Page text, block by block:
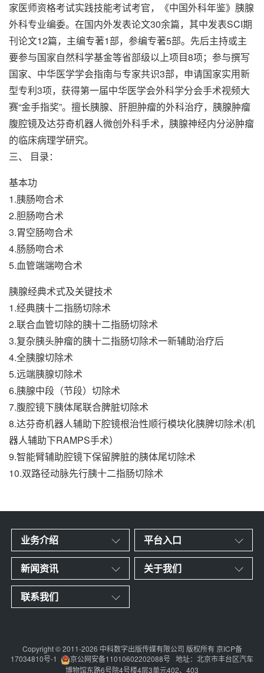
家医师资格考试实践技能考试考官，《中国外科年鉴》胰腺
外科专业编委。在国内外发表论文30余篇，其中发表SCI期
刊论文12篇，主编专著1部，参编专著5部。先后主持或主
要参与国家自然科学基金等省部级以上项目8项；参与撰写
国家、中华医学学会指南与专家共识3部，申请国家实用新
型专利3项，获得第一届中华医学会外科学分会手术视频大
赛“金手指奖”。擅长胰腺、肝胆肿瘤的外科治疗，胰腺肿瘤
腹腔镜及达芬奇机器人微创外科手术，胰腺神经内分泌肿瘤
的临床病理学研究。
三、 目录：
基本功
1.胰肠吻合术
2.胆肠吻合术
3.胃空肠吻合术
4.肠肠吻合术
5.血管端端吻合术
胰腺经典术式及关键技术
1.经典胰十二指肠切除术
2.联合血管切除的胰十二指肠切除术
3.复杂胰头肿瘤的胰十二指肠切除术一新辅助治疗后
4.全胰腺切除术
5.远端胰腺切除术
6.胰腺中段（节段）切除术
7.腹腔镜下胰体尾联合脾脏切除术
8.达芬奇机器人辅助下腔镜根治性顺行模块化胰脾切除术(机
器人辅助下RAMPS手术）
9.智能臂辅助腔镜下保留脾脏的胰体尾切除术
10.双路径动脉先行胰十二指肠切除术
业务介绍 平台入口
新闻资讯 关于我们
联系我们
Copyright © 2011-2026 中科数字出版传媒有限公司 版权所有京ICP备
17034810号-1
京公网安备11010602202088号 地址：北京市丰台区汽车
博物馆东路6号院4号楼4层3单元402、403